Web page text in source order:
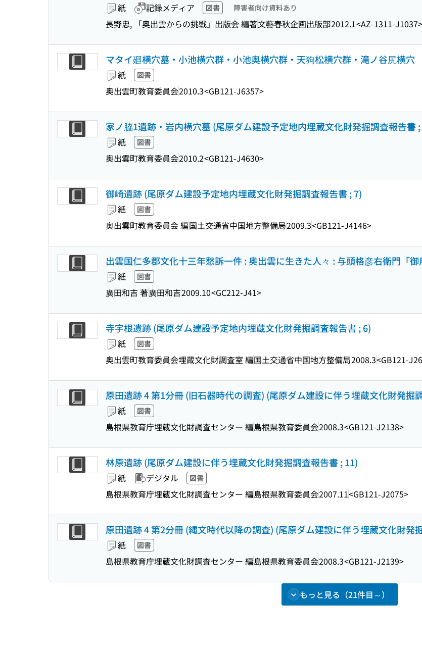
紙 記録メディア 図書 障害者向け資料あり
長野忠, 「奥出雲からの挑戦」出版会 編著文藝春秋企画出版部2012.1<AZ-1311-J1037>
マタイ廻横穴墓・小池横穴群・小池奥横穴群・天狗松横穴群・滝ノ谷尻横穴
紙 図書
奥出雲町教育委員会2010.3<GB121-J6357>
家ノ脇1遺跡・岩内横穴墓 (尾原ダム建設予定地内埋蔵文化財発掘調査報告書 ;
紙 図書
奥出雲町教育委員会2010.2<GB121-J4630>
御崎遺跡 (尾原ダム建設予定地内埋蔵文化財発掘調査報告書 ; 7)
紙 図書
奥出雲町教育委員会 編国土交通省中国地方整備局2009.3<GB121-J4146>
出雲国仁多郡文化十三年愁訴一件 : 奥出雲に生きた人々 : 与頭格彦右衛門「
紙 図書
廣田和吉 著廣田和吉2009.10<GC212-J41>
寺宇根遺跡 (尾原ダム建設予定地内埋蔵文化財発掘調査報告書 ; 6)
紙 図書
奥出雲町教育委員会埋蔵文化財調査室 編国土交通省中国地方整備局2008.3<GB121-
原田遺跡 4 第1分冊 (旧石器時代の調査) (尾原ダム建設に伴う埋蔵文化財発掘
紙 図書
島根県教育庁埋蔵文化財調査センター 編島根県教育委員会2008.3<GB121-J2138>
林原遺跡 (尾原ダム建設に伴う埋蔵文化財発掘調査報告書 ; 11)
紙 デジタル 図書
島根県教育庁埋蔵文化財調査センター 編島根県教育委員会2007.11<GB121-J2075>
原田遺跡 4 第2分冊 (縄文時代以降の調査) (尾原ダム建設に伴う埋蔵文化財発
紙 図書
島根県教育庁埋蔵文化財調査センター 編島根県教育委員会2008.3<GB121-J2139>
もっと見る（21件目～）